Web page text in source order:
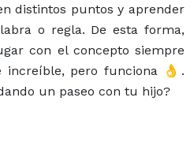
distintos puntos y aprender
o regla. De esta forma,
con el concepto siempre
increíble, pero funciona 👌.
un paseo con tu hijo?